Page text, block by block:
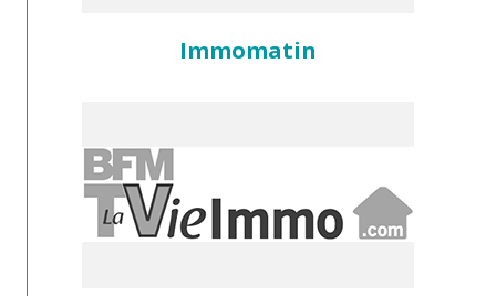
Immomatin